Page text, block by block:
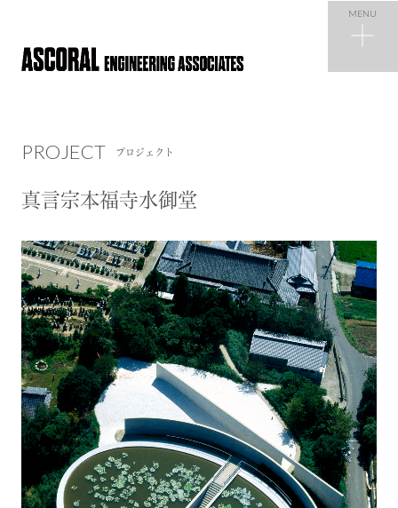
NEWS ニュース
COMPANY 会社概要
RECRUIT 採用情報
CONTACT お問い合わせ
MENU
PROJECT プロジェクト
真言宗本福寺水御堂